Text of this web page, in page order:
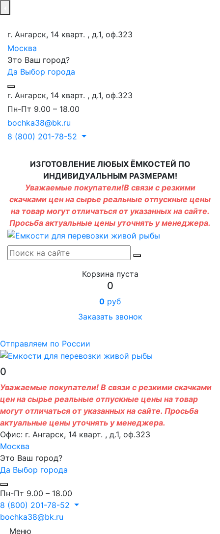
г. Ангарск, 14 кварт. , д.1, оф.323
Москва
Это Ваш город?
Да Выбор города
г. Ангарск, 14 кварт. , д.1, оф.323
Пн-Пт 9.00 – 18.00
bochka38@bk.ru
8 (800) 201-78-52
ИЗГОТОВЛЕНИЕ ЛЮБЫХ ЁМКОСТЕЙ ПО
ИНДИВИДУАЛЬНЫМ РАЗМЕРАМ!
Уважаемые покупатели!В связи с резкими
скачками цен на сырье реальные отпускные цены
на товар могут отличаться от указанных на сайте.
Просьба актуальные цены уточнять у менеджера.
Корзина пуста
0
0 руб
Заказать звонок
Отправляем по России
0
Уважаемые покупатели! В связи с резкими скачками
цен на сырье реальные отпускные цены на товар
могут отличаться от указанных на сайте. Просьба
актуальные цены уточнять у менеджера.
Офис: г. Ангарск, 14 кварт. , д.1, оф.323
Москва
Это Ваш город?
Да Выбор города
Пн-Пт 9.00 – 18.00
8 (800) 201-78-52
bochka38@bk.ru
Меню